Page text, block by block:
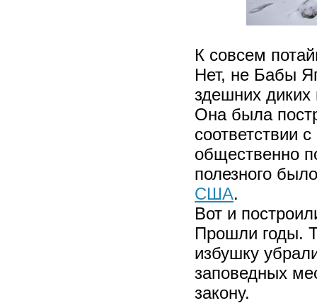
К совсем
Нет, не Бабы
здешних диких
Она была
соответствии
общественно
полезного
США.
Вот и
Прошли годы.
избушку
заповедных
закону.